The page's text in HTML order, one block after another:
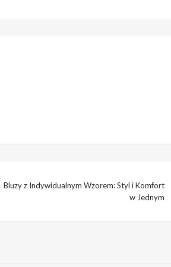
Bluzy z Indywidualnym Wzorem: Styl i Komfort
w Jednym